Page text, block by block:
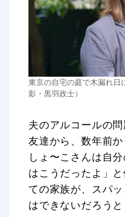
東京の自宅の庭で木漏れ日
影・黒羽政士）
夫のアルコールの
友達から、数年前か
しょ〜こさんは自
はこうだったよ」
ての家族が、スパ
はできないだろうと